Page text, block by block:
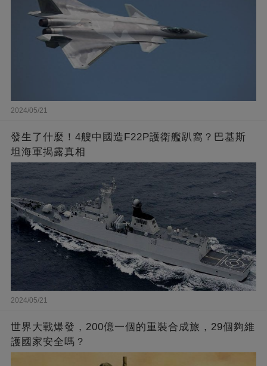
2024/05/21
發生了什麼！4艘中國造F22P護衛艦趴窩？巴基斯
坦海軍揭露真相
2024/05/21
世界大戰爆發，200億一個的重裝合成旅，29個夠維
護國家安全嗎？